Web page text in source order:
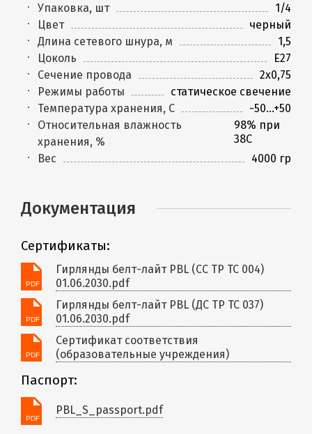
Упаковка, шт
1/4
Цвет
черный
Длина сетевого шнура, м
1,5
Цоколь
E27
Сечение провода
2х0,75
Режимы работы
статическое свечение
Температура хранения, C
-50...+50
Относительная влажность
хранения, %
98% при
38С
Вес
4000 гр
Документация
Сертификаты:
Гирлянды белт-лайт PBL (СС ТР ТС 004)
01.06.2030.pdf
Гирлянды белт-лайт PBL (ДС ТР ТС 037)
01.06.2030.pdf
Сертификат соответствия
(образовательные учреждения)
Паспорт:
PBL_S_passport.pdf